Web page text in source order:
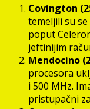
Covington
temeljili su
poput
jeftinijim
Mendocino
procesora
i 500 MHz.
pristupačni